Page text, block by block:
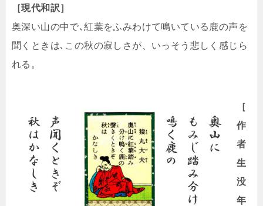
［現代和訳］
奥深い山の中で､紅葉をふみわけて鳴いている鹿の声を
聞くときは､この秋の寂しさが、いっそう悲しく感じら
れる。
［
作
者
生
没
年